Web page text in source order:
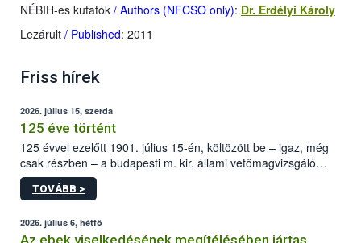
NÉBIH-es kutatók / Authors (NFCSO only): Dr. Erdélyi Károly
Lezárult / Published: 2011
Friss hírek
2026. július 15, szerda
125 éve történt
125 évvel ezelőtt 1901. július 15-én, költözött be – igaz, még
csak részben – a budapesti m. kir. állami vetőmagvizsgáló
állomás a Kis Rókus utca 15. szám alatti, Czigler Győző által
tervezett új épületébe.
TOVÁBB >
2026. július 6, hétfő
Az ebek viselkedésének megítélésében jártas